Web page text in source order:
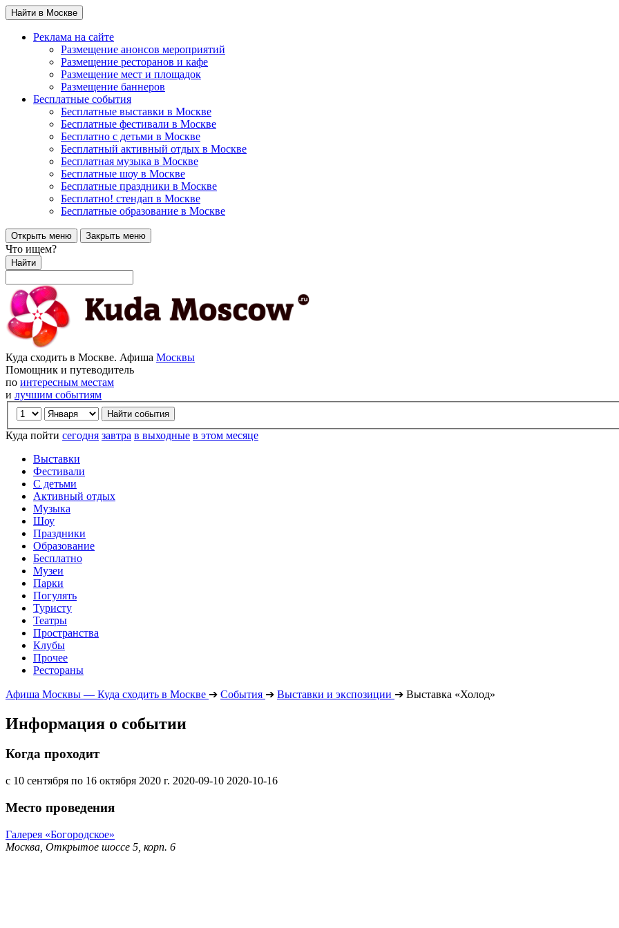
Найти в Москве
Реклама на сайте
Размещение анонсов мероприятий
Размещение ресторанов и кафе
Размещение мест и площадок
Размещение баннеров
Бесплатные события
Бесплатные выставки в Москве
Бесплатные фестивали в Москве
Бесплатно с детьми в Москве
Бесплатный активный отдых в Москве
Бесплатная музыка в Москве
Бесплатные шоу в Москве
Бесплатные праздники в Москве
Бесплатно! стендап в Москве
Бесплатные образование в Москве
Открыть меню Закрыть меню
Что ищем?
Найти
Куда сходить в Москве. Афиша Москвы
Помощник и путеводитель
по интересным местам
и лучшим событиям
Куда пойти сегодня завтра в выходные в этом месяце
Выставки
Фестивали
С детьми
Активный отдых
Музыка
Шоу
Праздники
Образование
Бесплатно
Музеи
Парки
Погулять
Туристу
Театры
Пространства
Клубы
Прочее
Рестораны
Афиша Москвы — Куда сходить в Москве ➔ События ➔ Выставки и экспозиции ➔ Выставка «Холод»
Информация о событии
Когда проходит
с 10 сентября по 16 октября 2020 г. 2020-09-10 2020-10-16
Место проведения
Галерея «Богородское»
Москва, Открытое шоссе 5, корп. 6